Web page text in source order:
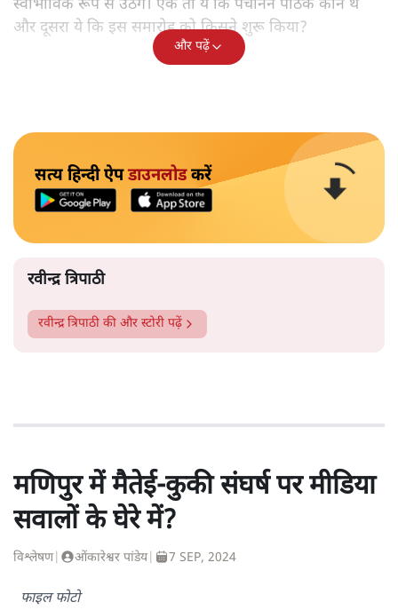
स्वाभाविक रूप से उठेंगे। एक तो ये कि पंचानन पाठक कौन थे
और दूसरा ये कि इस समारोह को किसने शुरू किया?
और पढ़ें
सत्य हिन्दी ऐपडाउनलोडकरें
रवीन्द्र त्रिपाठी
रवीन्द्र त्रिपाठी की और स्टोरी पढ़ें
मणिपुर में मैतेई-कुकी संघर्ष पर मीडिया
सवालों के घेरे में?
विश्लेषण| ओंकारेश्वर पांडेय| 7 SEP, 2024
फाइल फोटो